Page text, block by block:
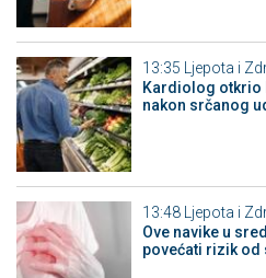
13:35
Ljepota i
Kardiolog otkrio
nakon srčanog
13:48 Ljepota i
Ove navike u
povećati rizik od